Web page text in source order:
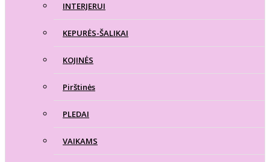
INTERJERUI
KEPURĖS-ŠALIKAI
KOJINĖS
Pirštinės
PLEDAI
VAIKAMS